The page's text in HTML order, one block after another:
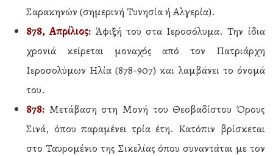
Σαρακηνών (σημερινή Τυνησία ή Αλγερία).
878, Απρίλιος:Άφιξή του στα Ιεροσόλυμα. Την ίδια
χρονιά κείρεται μοναχός από τον Πατριάρχη
Ιεροσολύμων Ηλία (878-907) και λαμβάνει το όνομά
του.
878: Μετάβαση στη Μονή του Θεοβαδίστου Όρους
Σινά, όπου παραμένει τρία έτη. Κατόπιν βρίσκεται
στο Ταυρομένιο της Σικελίας όπου συναντάται με τον